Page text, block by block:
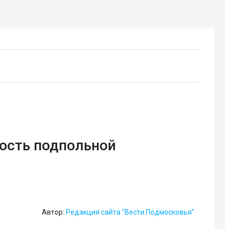
подпольной
Автор: Редакция сайта "Вести Подмосковья"